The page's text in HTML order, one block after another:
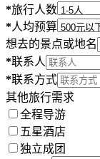
*旅行人数
*人均预算
想去的景点或地名
*联系人
*联系方式
其他旅行需求
全程导游
五星酒店
独立成团